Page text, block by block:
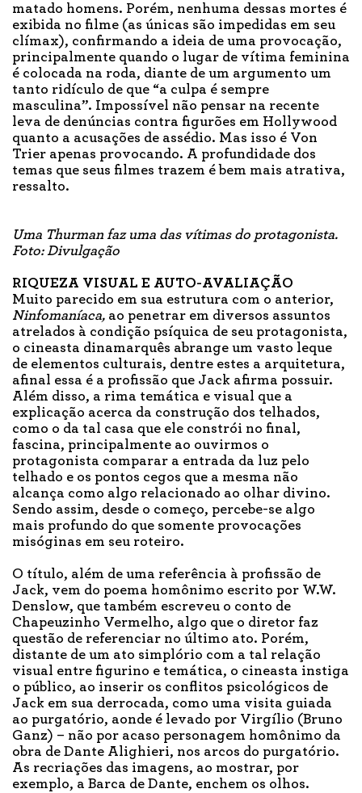
matado homens. Porém, nenhuma dessas mortes é
exibida no filme (as únicas são impedidas em seu
clímax), confirmando a ideia de uma provocação,
principalmente quando o lugar de vítima feminina
é colocada na roda, diante de um argumento um
tanto ridículo de que “a culpa é sempre
masculina”. Impossível não pensar na recente
leva de denúncias contra figurões em Hollywood
quanto a acusações de assédio. Mas isso é Von
Trier apenas provocando. A profundidade dos
temas que seus filmes trazem é bem mais atrativa,
ressalto.
Uma Thurman faz uma das vítimas do protagonista.
Foto: Divulgação
RIQUEZA VISUAL E AUTO-AVALIAÇÃO
Muito parecido em sua estrutura com o anterior,
Ninfomaníaca, ao penetrar em diversos assuntos
atrelados à condição psíquica de seu protagonista,
o cineasta dinamarquês abrange um vasto leque
de elementos culturais, dentre estes a arquitetura,
afinal essa é a profissão que Jack afirma possuir.
Além disso, a rima temática e visual que a
explicação acerca da construção dos telhados,
como o da tal casa que ele constrói no final,
fascina, principalmente ao ouvirmos o
protagonista comparar a entrada da luz pelo
telhado e os pontos cegos que a mesma não
alcança como algo relacionado ao olhar divino.
Sendo assim, desde o começo, percebe-se algo
mais profundo do que somente provocações
misóginas em seu roteiro.
O título, além de uma referência à profissão de
Jack, vem do poema homônimo escrito por W.W.
Denslow, que também escreveu o conto de
Chapeuzinho Vermelho, algo que o diretor faz
questão de referenciar no último ato. Porém,
distante de um ato simplório com a tal relação
visual entre figurino e temática, o cineasta instiga
o público, ao inserir os conflitos psicológicos de
Jack em sua derrocada, como uma visita guiada
ao purgatório, aonde é levado por Virgílio (Bruno
Ganz) – não por acaso personagem homônimo da
obra de Dante Alighieri, nos arcos do purgatório.
As recriações das imagens, ao mostrar, por
exemplo, a Barca de Dante, enchem os olhos.